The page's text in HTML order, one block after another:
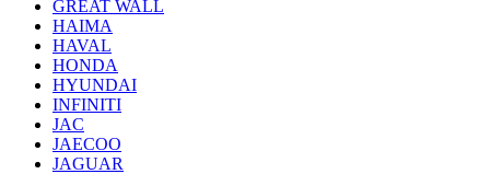
GREAT WALL
HAIMA
HAVAL
HONDA
HYUNDAI
INFINITI
JAC
JAECOO
JAGUAR